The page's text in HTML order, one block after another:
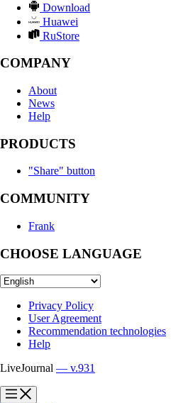
Download
Huawei
RuStore
COMPANY
About
News
Help
PRODUCTS
"Share" button
COMMUNITY
Frank
CHOOSE LANGUAGE
Privacy Policy
User Agreement
Recommendation technologies
Help
LiveJournal — v.931
?
?